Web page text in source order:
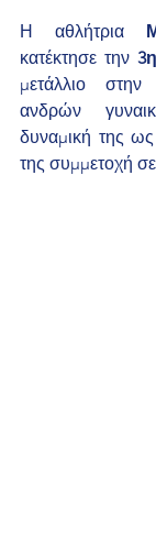
Η αθλήτρια
κατέκτησε την
μετάλλιο
ανδρών
δυναμική της
της συμμετοχή